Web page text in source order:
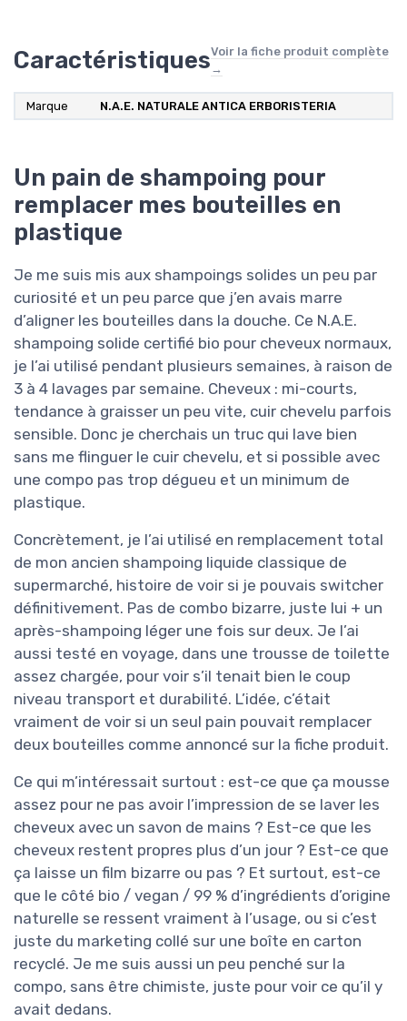
CaractéristiquesVoir la fiche produit complète
→
Marque N.A.E. NATURALE ANTICA ERBORISTERIA
Un pain de shampoing pour
remplacer mes bouteilles en
plastique
Je me suis mis aux shampoings solides un peu par
curiosité et un peu parce que j’en avais marre
d’aligner les bouteilles dans la douche. Ce N.A.E.
shampoing solide certifié bio pour cheveux normaux,
je l’ai utilisé pendant plusieurs semaines, à raison de
3 à 4 lavages par semaine. Cheveux : mi-courts,
tendance à graisser un peu vite, cuir chevelu parfois
sensible. Donc je cherchais un truc qui lave bien
sans me flinguer le cuir chevelu, et si possible avec
une compo pas trop dégueu et un minimum de
plastique.
Concrètement, je l’ai utilisé en remplacement total
de mon ancien shampoing liquide classique de
supermarché, histoire de voir si je pouvais switcher
définitivement. Pas de combo bizarre, juste lui + un
après-shampoing léger une fois sur deux. Je l’ai
aussi testé en voyage, dans une trousse de toilette
assez chargée, pour voir s’il tenait bien le coup
niveau transport et durabilité. L’idée, c’était
vraiment de voir si un seul pain pouvait remplacer
deux bouteilles comme annoncé sur la fiche produit.
Ce qui m’intéressait surtout : est-ce que ça mousse
assez pour ne pas avoir l’impression de se laver les
cheveux avec un savon de mains ? Est-ce que les
cheveux restent propres plus d’un jour ? Est-ce que
ça laisse un film bizarre ou pas ? Et surtout, est-ce
que le côté bio / vegan / 99 % d’ingrédients d’origine
naturelle se ressent vraiment à l’usage, ou si c’est
juste du marketing collé sur une boîte en carton
recyclé. Je me suis aussi un peu penché sur la
compo, sans être chimiste, juste pour voir ce qu’il y
avait dedans.